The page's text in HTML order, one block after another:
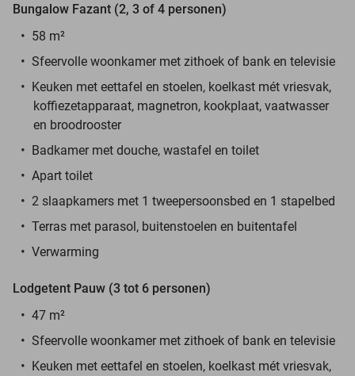
Bungalow Fazant (2, 3 of 4 personen)
58 m²
Sfeervolle woonkamer met zithoek of bank en televisie
Keuken met eettafel en stoelen, koelkast mét vriesvak,
koffiezetapparaat, magnetron, kookplaat, vaatwasser
en broodrooster
Badkamer met douche, wastafel en toilet
Apart toilet
2 slaapkamers met 1 tweepersoonsbed en 1 stapelbed
Terras met parasol, buitenstoelen en buitentafel
Verwarming
Lodgetent Pauw (3 tot 6 personen)
47 m²
Sfeervolle woonkamer met zithoek of bank en televisie
Keuken met eettafel en stoelen, koelkast mét vriesvak,